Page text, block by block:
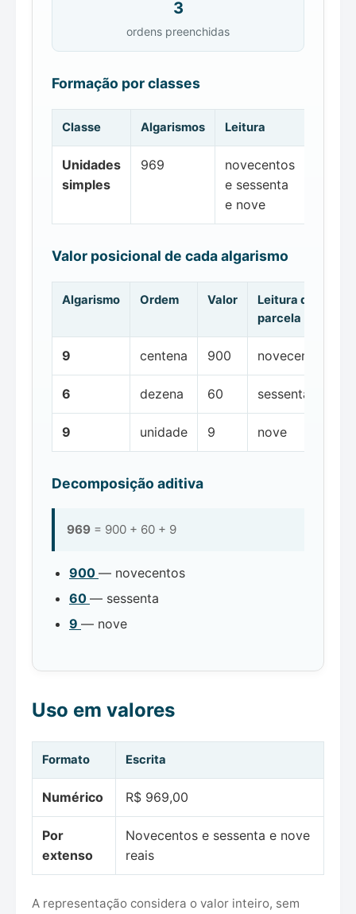
3
ordens preenchidas
Formação por classes
Classe Algarismos Leitura
Unidades
simples
969
novecentos
e sessenta
e nove
Valor posicional de cada algarismo
Algarismo Ordem Valor
Leitura da
parcela
9 centena 900 novecentos
6 dezena 60 sessenta
9 unidade 9 nove
Decomposição aditiva
969 = 900 + 60 + 9
900 — novecentos
60 — sessenta
9 — nove
Uso em valores
Formato Escrita
Numérico R$ 969,00
Por
extenso
Novecentos e sessenta e nove
reais
A representação considera o valor inteiro, sem